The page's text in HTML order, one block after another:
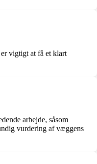
vigtigt at få et klart
arbejde, såsom
vurdering af væggens